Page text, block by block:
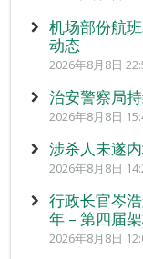
机场部份航
动态
2026年8月8日
治安警察局
2026年8月8日
涉杀人未遂
2026年8月8日
行政长官岑
年 – 第四届
2026年8月8日